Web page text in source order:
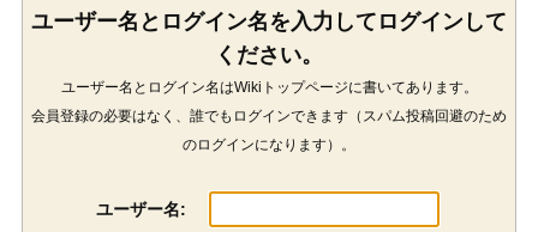
ユーザー名とログイン名を入力してログインして
ください。
ユーザー名とログイン名はWikiトップページに書いてあります。
会員登録の必要はなく、誰でもログインできます（スパム投稿回避のため
のログインになります）。
ユーザー名: